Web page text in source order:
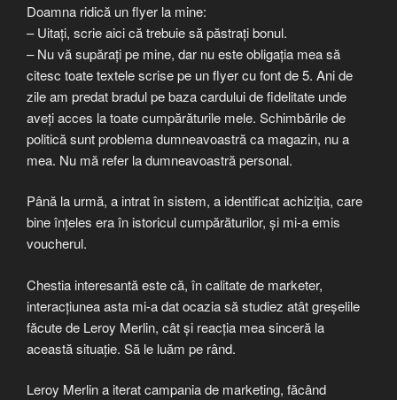
Doamna ridică un flyer la mine:
– Uitați, scrie aici că trebuie să păstrați bonul.
– Nu vă supărați pe mine, dar nu este obligația mea să
citesc toate textele scrise pe un flyer cu font de 5. Ani de
zile am predat bradul pe baza cardului de fidelitate unde
aveți acces la toate cumpărăturile mele. Schimbările de
politică sunt problema dumneavoastră ca magazin, nu a
mea. Nu mă refer la dumneavoastră personal.
Până la urmă, a intrat în sistem, a identificat achiziția, care
bine înțeles era în istoricul cumpărăturilor, și mi-a emis
voucherul.
Chestia interesantă este că, în calitate de marketer,
interacțiunea asta mi-a dat ocazia să studiez atât greșelile
făcute de Leroy Merlin, cât și reacția mea sinceră la
această situație. Să le luăm pe rând.
Leroy Merlin a iterat campania de marketing, făcând